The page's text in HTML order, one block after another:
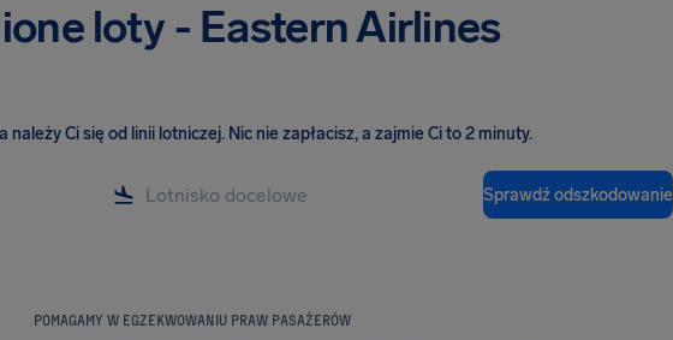
loty - Eastern Airlines
należy Ci się od linii lotniczej. Nic nie zapłacisz, a zajmie Ci to 2 minuty.
Sprawdź odszkodowanie
POMAGAMY W EGZEKWOWANIU PRAW PASAŻERÓW